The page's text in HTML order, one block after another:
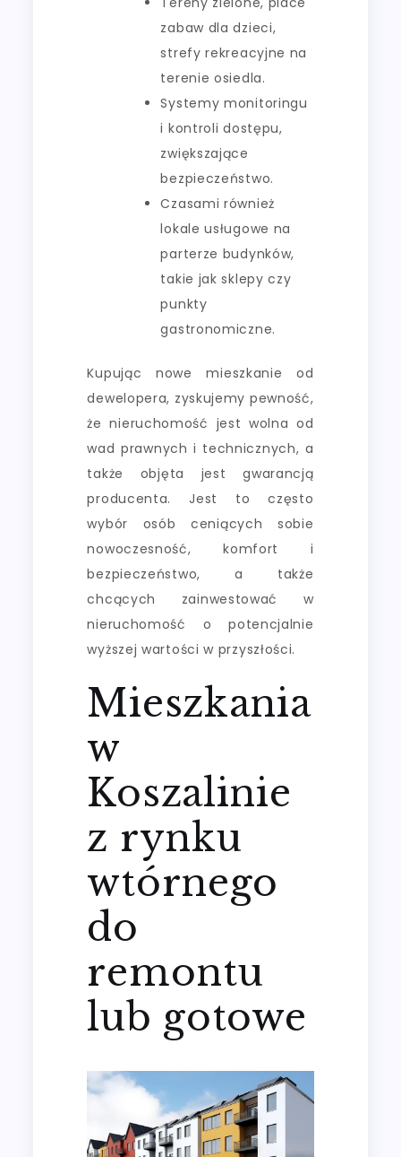
zabaw dla dzieci,
strefy rekreacyjne na
terenie osiedla.
Systemy monitoringu
i kontroli dostępu,
zwiększające
bezpieczeństwo.
Czasami również
lokale usługowe na
parterze budynków,
takie jak sklepy czy
punkty
gastronomiczne.
Kupując nowe mieszkanie od
dewelopera, zyskujemy pewność,
że nieruchomość jest wolna od
wad prawnych i technicznych, a
także objęta jest gwarancją
producenta. Jest to często
wybór osób ceniących sobie
nowoczesność, komfort i
bezpieczeństwo, a także
chcących zainwestować w
nieruchomość o potencjalnie
wyższej wartości w przyszłości.
Mieszkania
w
Koszalinie
z rynku
wtórnego
do
remontu
lub gotowe